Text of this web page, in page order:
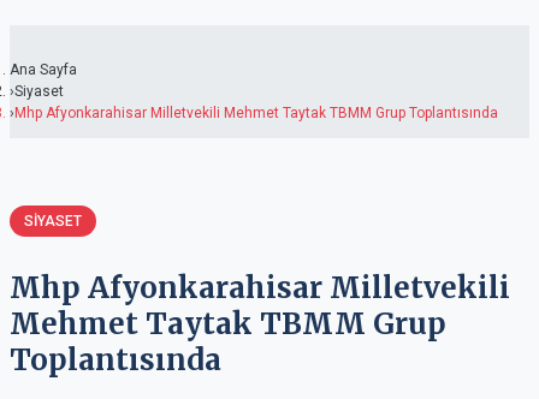
Ana Sayfa
Siyaset
Mhp Afyonkarahisar Milletvekili Mehmet Taytak TBMM Grup Toplantısında
SIYASET
Mhp Afyonkarahisar Milletvekili
Mehmet Taytak TBMM Grup
Toplantısında